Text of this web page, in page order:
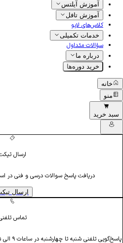
آموزش آیلتس
آموزش تافل
کلاس‌های لایو
خدمات تکمیلی
سؤالات متداول
درباره ما
خرید دوره‌ها
خانه
منو
سبد خرید
ارسال
دریافت پاسخ سوالات درسی و فنی در
ارسال
تماس
پاسخ‌گویی تلفنی شنبه تا چهارشنبه در ساعات ۹ الی ۱۵، خارج این ساعات از طریق ارسال ایمیل